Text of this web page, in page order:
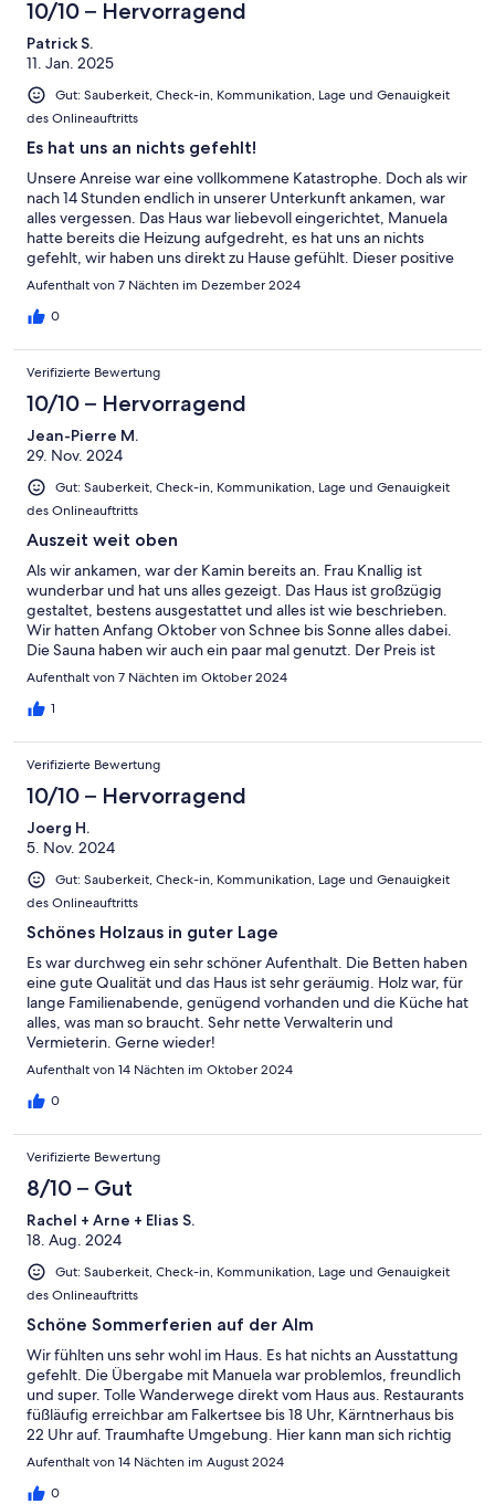
10/10 – Hervorragend
Patrick S.
11. Jan. 2025
Gut: Sauberkeit, Check-in, Kommunikation, Lage und Genauigkeit
des Onlineauftritts
Es hat uns an nichts gefehlt!
Unsere Anreise war eine vollkommene Katastrophe. Doch als wir
nach 14 Stunden endlich in unserer Unterkunft ankamen, war
alles vergessen. Das Haus war liebevoll eingerichtet, Manuela
hatte bereits die Heizung aufgedreht, es hat uns an nichts
gefehlt, wir haben uns direkt zu Hause gefühlt. Dieser positive
Eindruck riss auch während unserem gesamten Aufenthalts
Aufenthalt von 7 Nächten im Dezember 2024
0
Verifizierte Bewertung
10/10 – Hervorragend
Jean-Pierre M.
29. Nov. 2024
Gut: Sauberkeit, Check-in, Kommunikation, Lage und Genauigkeit
des Onlineauftritts
Auszeit weit oben
Als wir ankamen, war der Kamin bereits an. Frau Knallig ist
wunderbar und hat uns alles gezeigt. Das Haus ist großzügig
gestaltet, bestens ausgestattet und alles ist wie beschrieben.
Wir hatten Anfang Oktober von Schnee bis Sonne alles dabei.
Die Sauna haben wir auch ein paar mal genutzt. Der Preis ist
absolut gerechtfertigt und die Abrechnung der Nebenkosten
besonders viel los, aber das war genau das, was wir wollten.
tagelang stehen lassen, da Wanderwege und alle anderen
Dinge fußläufig zu erreichen sind. Wir hatten eine erholsame
Woche.
Aufenthalt von 7 Nächten im Oktober 2024
1
Verifizierte Bewertung
10/10 – Hervorragend
Joerg H.
5. Nov. 2024
Gut: Sauberkeit, Check-in, Kommunikation, Lage und Genauigkeit
des Onlineauftritts
Schönes Holzaus in guter Lage
Es war durchweg ein sehr schöner Aufenthalt. Die Betten haben
eine gute Qualität und das Haus ist sehr geräumig. Holz war, für
lange Familienabende, genügend vorhanden und die Küche hat
alles, was man so braucht. Sehr nette Verwalterin und
Vermieterin. Gerne wieder!
Aufenthalt von 14 Nächten im Oktober 2024
0
Verifizierte Bewertung
8/10 – Gut
Rachel + Arne + Elias S.
18. Aug. 2024
Gut: Sauberkeit, Check-in, Kommunikation, Lage und Genauigkeit
des Onlineauftritts
Schöne Sommerferien auf der Alm
Wir fühlten uns sehr wohl im Haus. Es hat nichts an Ausstattung
gefehlt. Die Übergabe mit Manuela war problemlos, freundlich
und super. Tolle Wanderwege direkt vom Haus aus. Restaurants
füßläufig erreichbar am Falkertsee bis 18 Uhr, Kärntnerhaus bis
22 Uhr auf. Traumhafte Umgebung. Hier kann man sich richtig
entspannen und die Seele baumeln lassen.
Aufenthalt von 14 Nächten im August 2024
0